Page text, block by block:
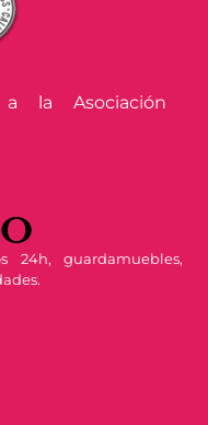
a la Asociación
24h, guardamuebles,